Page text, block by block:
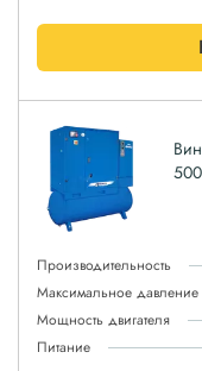
Производительность
Максимальное давление
Мощность двигателя
Питание